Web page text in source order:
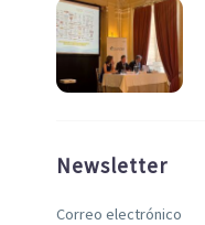
Newsletter
Correo electrónico